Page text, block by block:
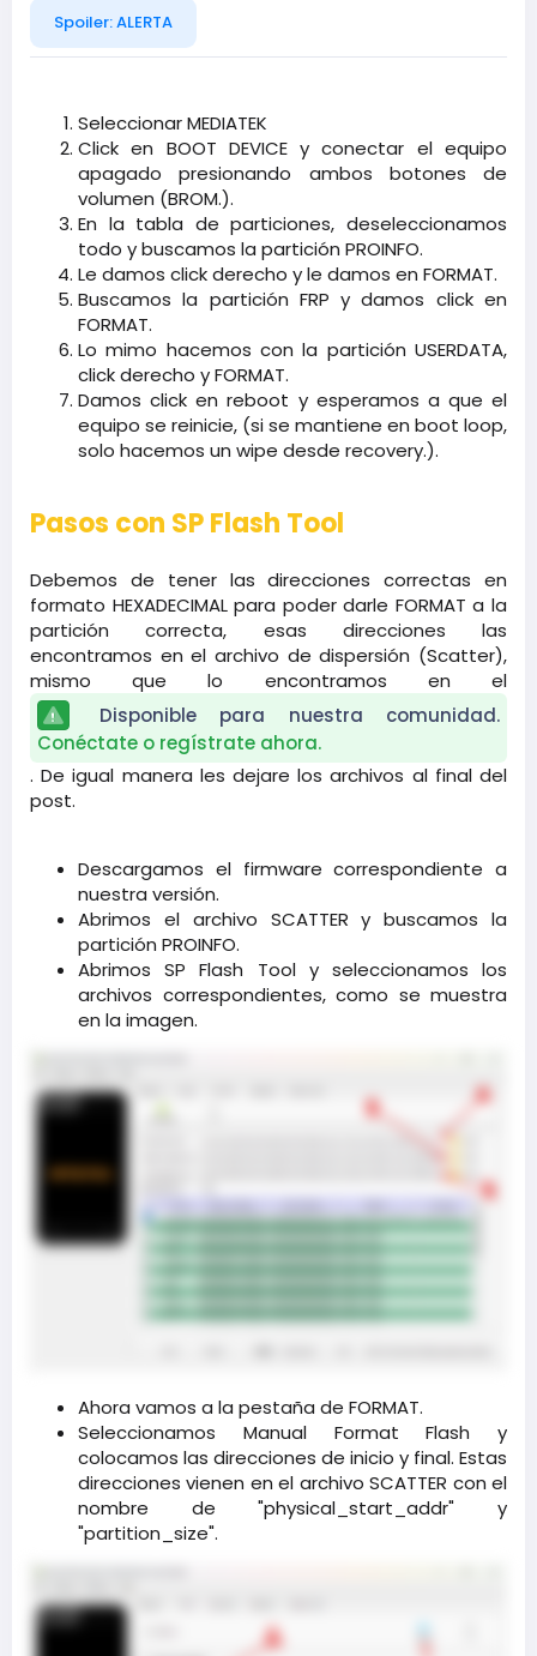
Spoiler:ALERTA
Seleccionar MEDIATEK​
Click en BOOT DEVICE y conectar el equipo
apagado presionando ambos botones de
volumen (BROM.).​
En la tabla de particiones, deseleccionamos
todo y buscamos la partición PROINFO.​
Le damos click derecho y le damos en FORMAT.​
Buscamos la partición FRP y damos click en
FORMAT.​
Lo mimo hacemos con la partición USERDATA,
click derecho y FORMAT.​
Damos click en reboot y esperamos a que el
equipo se reinicie, (si se mantiene en boot loop,
solo hacemos un wipe desde recovery.).​
Pasos con SP Flash Tool
Debemos de tener las direcciones correctas en
formato HEXADECIMAL para poder darle FORMAT a la
partición correcta, esas direcciones las
encontramos en el archivo de dispersión (Scatter),
mismo que lo encontramos en el
Disponible para nuestra comunidad.
Conéctate o regístrate ahora.
. De igual manera les dejare los archivos al final del
post.
Descargamos el firmware correspondiente a
nuestra versión.​
Abrimos el archivo SCATTER y buscamos la
partición PROINFO.​
Abrimos SP Flash Tool y seleccionamos los
archivos correspondientes, como se muestra
en la imagen.​
Ahora vamos a la pestaña de FORMAT.​
Seleccionamos Manual Format Flash y
colocamos las direcciones de inicio y final. Estas
direcciones vienen en el archivo SCATTER con el
nombre de "physical_start_addr" y
"partition_size".​